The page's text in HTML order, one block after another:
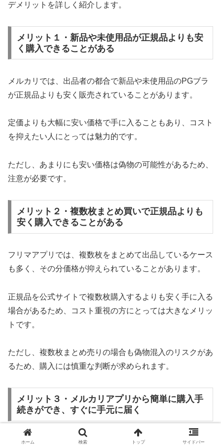
デメリットを詳しく紹介します。
メリット１・新品や未使用品が正規品よりも安
く購入できることがある
メルカリでは、出品者の都合で新品や未使用品のPGブラ
が正規品よりも安く販売されていることがあります。
定価よりも大幅に安い価格で手に入ることもあり、コスト
を抑えたい人にとっては魅力的です。
ただし、あまりにも安い価格は偽物の可能性があるため、
注意が必要です。
メリット２・複数枚まとめ買いで正規品よりも
安く購入できることがある
フリマアプリでは、複数枚をまとめて出品しているケース
も多く、その分価格が抑えられていることがあります。
正規品を公式サイトで複数枚購入するよりも安く手に入る
場合があるため、コスト重視の方にとっては大きなメリッ
トです。
ただし、複数枚まとめ売りの場合も偽物混入のリスクがあ
るため、購入には慎重な判断が求められます。
メリット３・メルカリアプリから簡単に購入手
続きができ、すぐに手元に届く
メルカリはスマートフォンアプリから簡単に購入でき、決
ホーム 検索 トップ サイドバー